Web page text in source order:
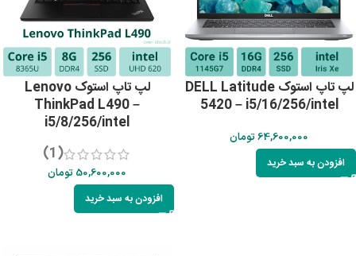
لپ تاپ استوک DELL Latitude
5420 – i5/16/256/intel
64,600,000تومان
افزودن به سبد خرید
لپ تاپ استوک Lenovo
ThinkPad L490 –
i5/8/256/intel
(1)
50,600,000 تومان
افزودن به سبد خرید